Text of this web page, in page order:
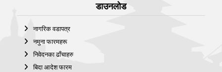
डाउनलोड
नागरिक वडापत्र
नमुना फारमहरू
निवेदनका ढाँचाहरु
बिदा आदेश फारम